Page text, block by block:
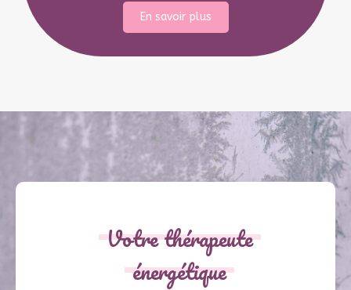
En savoir plus
Votre thérapeute
énergétique